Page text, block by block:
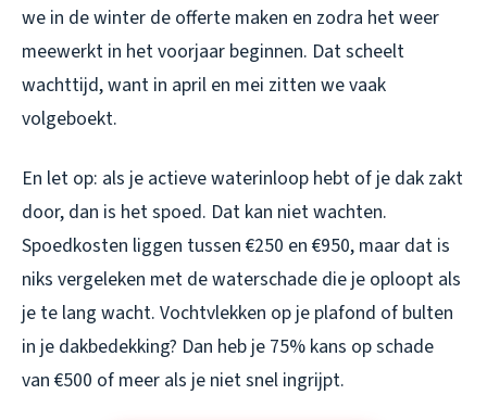
we in de winter de offerte maken en zodra het weer
meewerkt in het voorjaar beginnen. Dat scheelt
wachttijd, want in april en mei zitten we vaak
volgeboekt.
En let op: als je actieve waterinloop hebt of je dak zakt
door, dan is het spoed. Dat kan niet wachten.
Spoedkosten liggen tussen €250 en €950, maar dat is
niks vergeleken met de waterschade die je oploopt als
je te lang wacht. Vochtvlekken op je plafond of bulten
in je dakbedekking? Dan heb je 75% kans op schade
van €500 of meer als je niet snel ingrijpt.